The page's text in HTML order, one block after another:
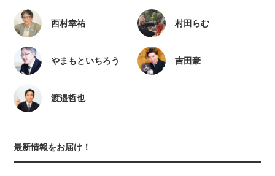
西村幸祐 村田らむ
やまもといちろう 吉田豪
渡邉哲也
最新情報をお届け！